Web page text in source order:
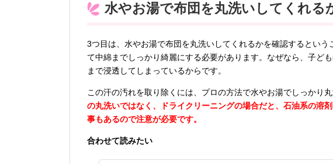
水やお湯で布団を丸洗いしてくれる
3つ目は、水やお湯で布団を丸洗いしてくれるかを確認するとい
て中綿までしっかり綺麗にする必要があります。なぜなら、子ど
まで浸透してしまっているからです。
この汗の汚れを取り除くには、プロの方法で水やお湯でしっかり
の丸洗いではなく、ドライクリーニングの場合だと、石油系の溶
事もあるので注意が必要です。
合わせて読みたい